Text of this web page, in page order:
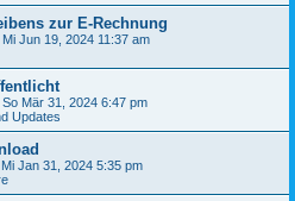
zur E-Rechnung
Mi Jun 19, 2024 11:37 am
So Mär 31, 2024 6:47 pm
Updates
Mi Jan 31, 2024 5:35 pm